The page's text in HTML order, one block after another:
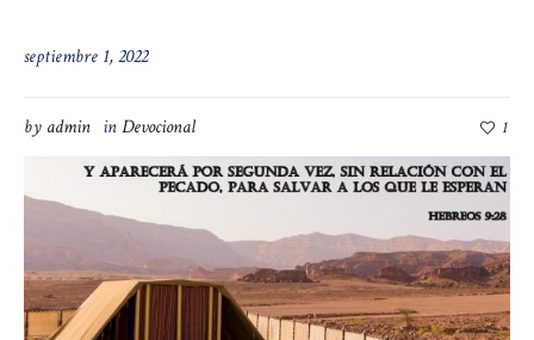
septiembre 1, 2022
by admin inDevocional 1